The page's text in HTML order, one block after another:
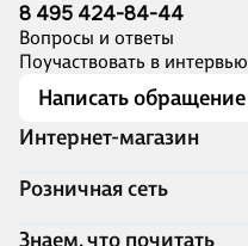
8 495 424-84-44
Вопросы и ответы
Поучаствовать в интервью
Написать обращение
Интернет-магазин
Акции
Доставка и оплата
Розничная сеть
Адреса магазинов
Знаем, что почитать